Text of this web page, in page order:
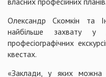
Олександр Скомкін та
найбільше захвату у
професіографічних
квестах.
«Заклади, у яких можна